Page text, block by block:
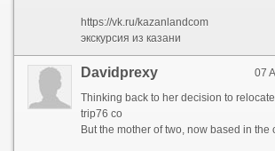
https://vk.ru/kazanlandcom
экскурсия из казани
07
Davidprexy
trip76 co
But the mother of two, now based in the coastal city of Porto, famous for its Port wine and spectacular bridges, has